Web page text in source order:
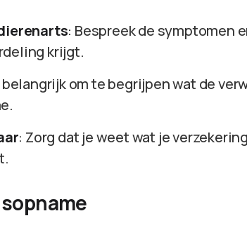
: Bespreek de symptomen
krijgt.
belangrijk om te begrijpen wat de
: Zorg dat je weet wat je